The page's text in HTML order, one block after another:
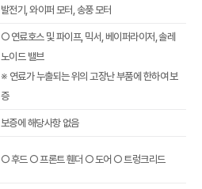
발전기, 와이퍼 모터, 송풍 모터
○ 연료호스 및 파이프, 믹서, 베이퍼라이저, 솔레
노이드 밸브
※ 연료가 누출되는 위의 고장난 부품에 한하여 보
증
보증에 해당사항 없음
○ 후드 ○ 프론트 휀더 ○ 도어 ○ 트렁크리드